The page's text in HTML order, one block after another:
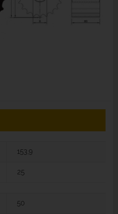
153,9
25
50